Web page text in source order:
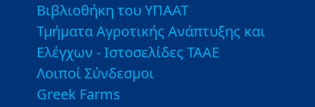
Βιβλιοθήκη του ΥΠΑΑΤ
Τμήματα Αγροτικής Ανάπτυξης και
Ελέγχων - Ιστοσελίδες ΤΑΑΕ
Λοιποί Σύνδεσμοι
Greek Farms